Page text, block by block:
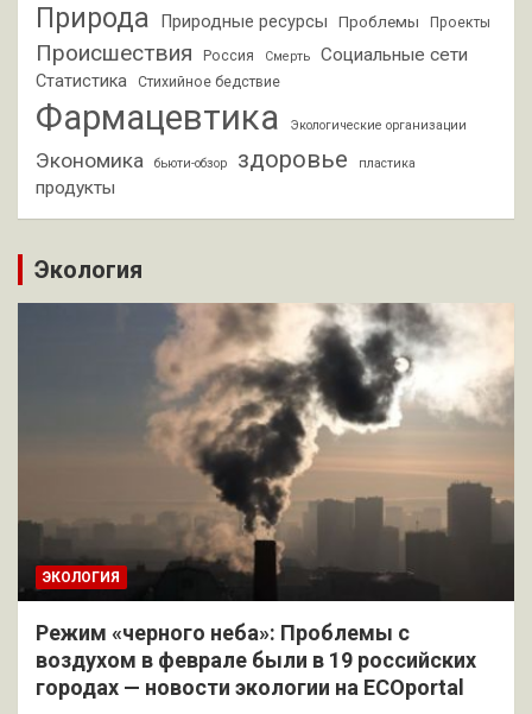
Природа Природные ресурсы Проблемы Проекты
Происшествия Россия Смерть Социальные сети
Статистика Стихийное бедствие
Фармацевтика Экологические организации
Экономика бьюти-обзор здоровье пластика
продукты
Экология
ЭКОЛОГИЯ
Режим «черного неба»: Проблемы с
воздухом в феврале были в 19 российских
городах — новости экологии на ECOportal